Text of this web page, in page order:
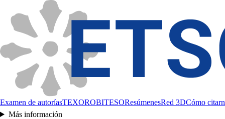
Examen de autoríasTEXOROBITESOResúmenesRed 3DCómo
Más información